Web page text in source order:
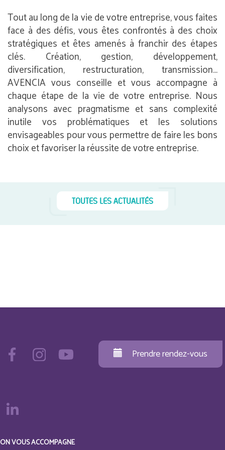
Tout au long de la vie de votre entreprise, vous faites
face à des défis, vous êtes confrontés à des choix
stratégiques et êtes amenés à franchir des étapes
clés. Création, gestion, développement,
diversification, restructuration, transmission…
AVENCIA vous conseille et vous accompagne à
chaque étape de la vie de votre entreprise. Nous
analysons avec pragmatisme et sans complexité
inutile vos problématiques et les solutions
envisageables pour vous permettre de faire les bons
choix et favoriser la réussite de votre entreprise.
TOUTES LES ACTUALITÉS
Prendre rendez-vous
ON VOUS ACCOMPAGNE